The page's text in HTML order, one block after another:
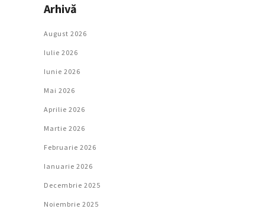
Arhivă
August 2026
Iulie 2026
Iunie 2026
Mai 2026
Aprilie 2026
Martie 2026
Februarie 2026
Ianuarie 2026
Decembrie 2025
Noiembrie 2025